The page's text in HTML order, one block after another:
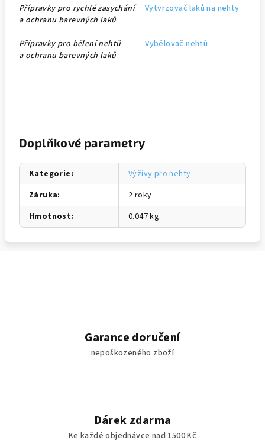
Přípravky pro rychlé zasychání
Vytvrzovač laků na nehty
a ochranu barevných laků
Přípravky pro bělení nehtů
Vybělovač nehtů
a ochranu barevných laků
Doplňkové parametry
Kategorie:
Výživy pro nehty
Záruka:
2 roky
Hmotnost: 0.047 kg
Garance doručení
nepoškozeného zboží
Dárek zdarma
Ke každé objednávce nad 1500 Kč